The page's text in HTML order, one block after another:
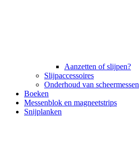
Aanzetten of slijpen?
Slijpaccessoires
Onderhoud van scheermessen
Boeken
Messenblok en magneetstrips
Snijplanken